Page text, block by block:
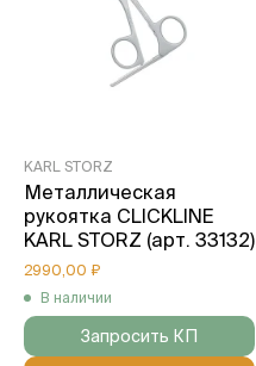
KARL STORZ
Металлическая
рукоятка CLICKLINE
KARL STORZ (арт. 33132)
2990,00 ₽
В наличии
Запросить КП